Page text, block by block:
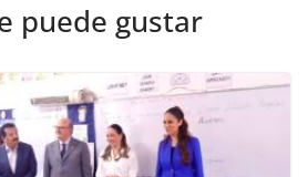
puede gustar